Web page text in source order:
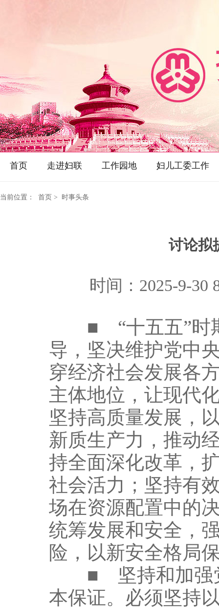
首页 走进妇联 工作园地 妇儿工委工作
当前位置： 首页 > 时事头条
讨论拟
时间：2025-9-
■ “十五五”时期
导，坚决维护党中
穿经济社会发展各
主体地位，让现代
坚持高质量发展，
新质生产力，推动
持全面深化改革，
社会活力；坚持有
场在资源配置中的
统筹发展和安全，
险，以新安全格局
■ 坚持和加强党
本保证。必须坚持